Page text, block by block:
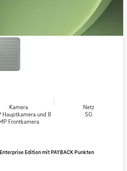
Kamera
Hauptkamera und 8
Frontkamera
Netz
5G
Edition mit PAYBACK Punkten